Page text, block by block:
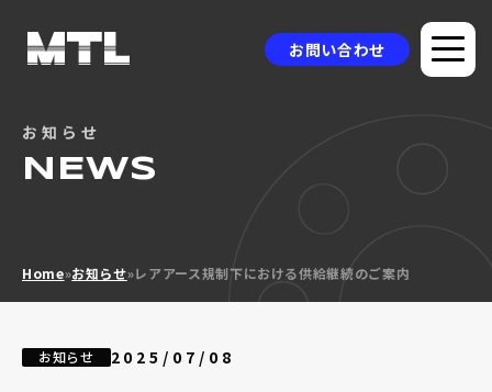
お問い合わせ
お知らせ
NEWS
Home»お知らせ»レアアース規制下における供給継続のご案内
お知らせ 2025/07/08